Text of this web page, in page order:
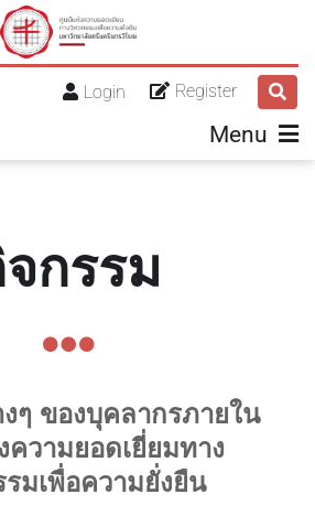
Register
Login
Menu
กรรม
ๆ ของบุคลากรภายใน
วามยอดเยี่ยมทาง
รมเพื่อความยั่งยืน